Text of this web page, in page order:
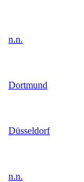
n.n.
Dortmund
Düsseldorf
n.n.